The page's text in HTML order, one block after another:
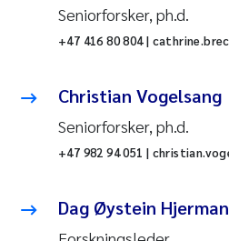
Seniorforsker, ph.d.
+47 416 80 804 |
Christian Vogelsang
Seniorforsker, ph.d.
+47 982 94 051 |
Dag Øystein